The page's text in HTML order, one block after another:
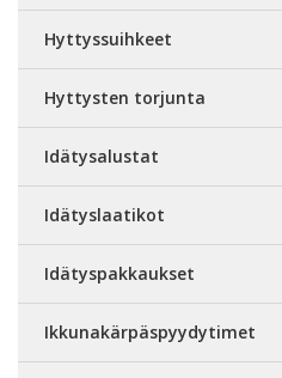
Hyttyssuihkeet
Hyttysten torjunta
Idätysalustat
Idätyslaatikot
Idätyspakkaukset
Ikkunakärpäspyydytimet